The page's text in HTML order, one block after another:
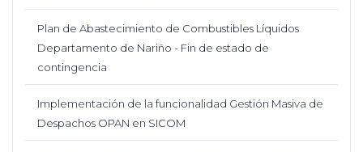
Plan de Abastecimiento de Combustibles Líquidos
Departamento de Nariño - Fin de estado de
contingencia
Implementación de la funcionalidad Gestión Masiva de
Despachos OPAN en SICOM